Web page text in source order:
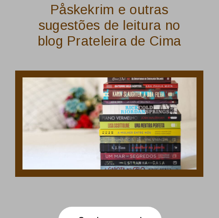
Påskekrim e outras
sugestões de leitura no
blog Prateleira de Cima